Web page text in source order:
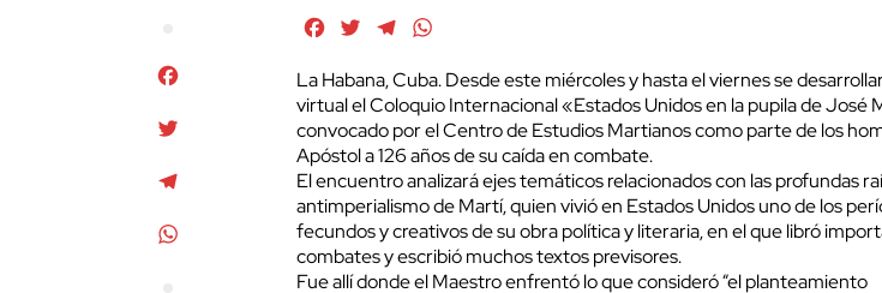
FacebookTwitterTelegram
La Habana, Cuba. Desde este miércoles y hasta el viernes se
virtual el Coloquio Internacional «Estados Unidos en la pupila de José
convocado por el Centro de Estudios Martianos como parte de los
Apóstol a 126 años de su caída en combate.
El encuentro analizará ejes temáticos relacionados con las profundas
antimperialismo de Martí, quien vivió en Estados Unidos uno de los
fecundos y creativos de su obra política y literaria, en el que libró
combates y escribió muchos textos previsores.
Fue allí donde el Maestro enfrentó lo que consideró “el planteamiento